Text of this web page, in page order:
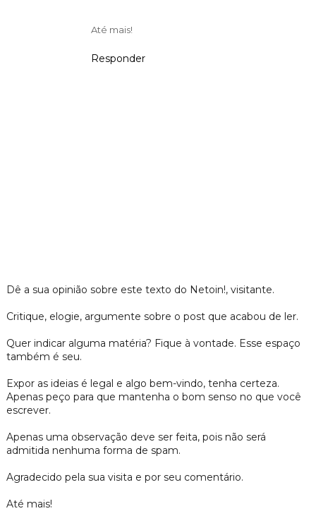
Até mais!
Responder
Dê a sua opinião sobre este texto do Netoin!, visitante.
Critique, elogie, argumente sobre o post que acabou de ler.
Quer indicar alguma matéria? Fique à vontade. Esse espaço
também é seu.
Expor as ideias é legal e algo bem-vindo, tenha certeza.
Apenas peço para que mantenha o bom senso no que você
escrever.
Apenas uma observação deve ser feita, pois não será
admitida nenhuma forma de spam.
Agradecido pela sua visita e por seu comentário.
Até mais!